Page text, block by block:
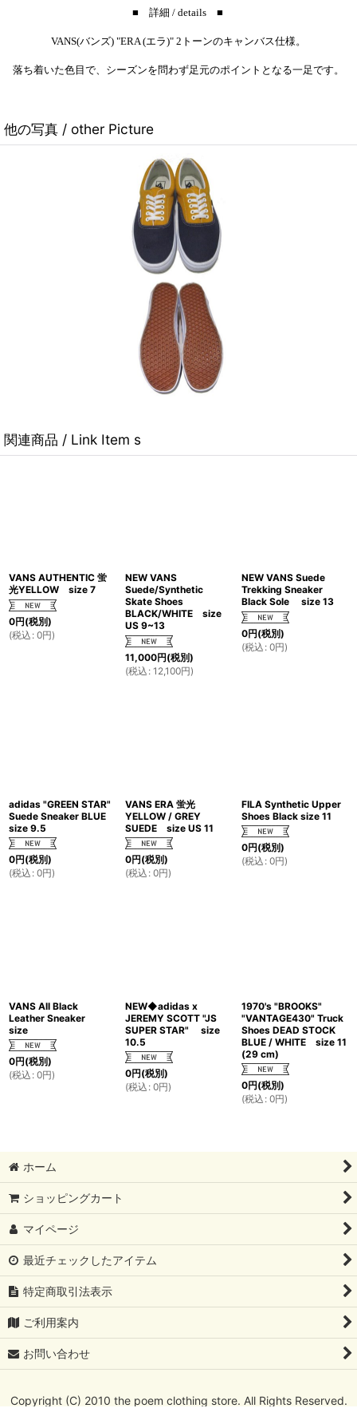
■ 詳細 / details ■
VANS(バンズ) "ERA (エラ)" 2トーンのキャンバス仕様。
落ち着いた色目で、シーズンを問わず足元のポイントとなる一足です。
他の写真 / other Picture
関連商品 / Link Item s
VANS AUTHENTIC 蛍
光YELLOW size 7
0円(税別)
(税込 : 0円)
NEW VANS
Suede/Synthetic
Skate Shoes
BLACK/WHITE size
US 9~13
11,000円(税別)
(税込 : 12,100円)
NEW VANS Suede
Trekking Sneaker
Black Sole size 13
0円(税別)
(税込 : 0円)
adidas "GREEN STAR"
Suede Sneaker BLUE
size 9.5
0円(税別)
(税込 : 0円)
VANS ERA 蛍光
YELLOW / GREY
SUEDE size US 11
0円(税別)
(税込 : 0円)
FILA Synthetic Upper
Shoes Black size 11
0円(税別)
(税込 : 0円)
VANS All Black
Leather Sneaker
size
0円(税別)
(税込 : 0円)
NEW◆adidas x
JEREMY SCOTT "JS
SUPER STAR" size
10.5
0円(税別)
(税込 : 0円)
1970's "BROOKS"
"VANTAGE430" Truck
Shoes DEAD STOCK
BLUE / WHITE size 11
(29 cm)
0円(税別)
(税込 : 0円)
ホーム
ショッピングカート
マイページ
最近チェックしたアイテム
特定商取引法表示
ご利用案内
お問い合わせ
Copyright (C) 2010 the poem clothing store. All Rights Reserved.